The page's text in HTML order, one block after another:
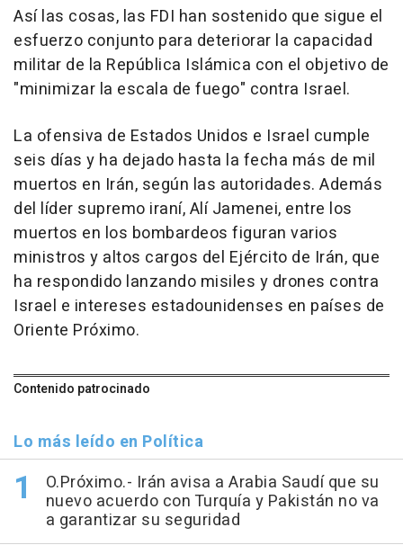
Así las cosas, las FDI han sostenido que sigue el
esfuerzo conjunto para deteriorar la capacidad
militar de la República Islámica con el objetivo de
"minimizar la escala de fuego" contra Israel.
La ofensiva de Estados Unidos e Israel cumple
seis días y ha dejado hasta la fecha más de mil
muertos en Irán, según las autoridades. Además
del líder supremo iraní, Alí Jamenei, entre los
muertos en los bombardeos figuran varios
ministros y altos cargos del Ejército de Irán, que
ha respondido lanzando misiles y drones contra
Israel e intereses estadounidenses en países de
Oriente Próximo.
Contenido patrocinado
Lo más leído en Política
O.Próximo.- Irán avisa a Arabia Saudí que su
nuevo acuerdo con Turquía y Pakistán no va
a garantizar su seguridad